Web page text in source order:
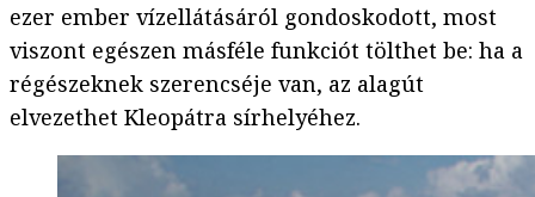
ezer ember vízellátásáról gondoskodott, most
viszont egészen másféle funkciót tölthet be: ha a
régészeknek szerencséje van, az alagút
elvezethet Kleopátra sírhelyéhez.